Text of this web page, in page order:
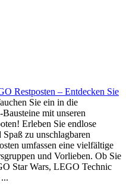
Restposten – Entdecken Sie
Sie ein in die
mit unseren
Erleben Sie endlose
zu unschlagbaren
umfassen eine vielfältige
und Vorlieben. Ob Sie
Star Wars, LEGO Technic